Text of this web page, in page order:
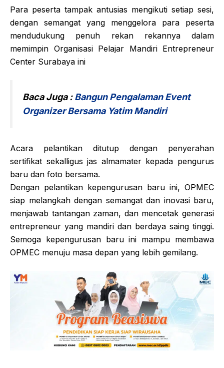
Para peserta tampak antusias mengikuti setiap sesi,
dengan semangat yang menggelora para peserta
mendudukung penuh rekan rekannya dalam
memimpin Organisasi Pelajar Mandiri Entrepreneur
Center Surabaya ini
Baca Juga :Bangun Pengalaman Event
Organizer Bersama Yatim Mandiri
Acara pelantikan ditutup dengan penyerahan
sertifikat sekalligus jas almamater kepada pengurus
baru dan foto bersama.
Dengan pelantikan kepengurusan baru ini, OPMEC
siap melangkah dengan semangat dan inovasi baru,
menjawab tantangan zaman, dan mencetak generasi
entrepreneur yang mandiri dan berdaya saing tinggi.
Semoga kepengurusan baru ini mampu membawa
OPMEC menuju masa depan yang lebih gemilang.